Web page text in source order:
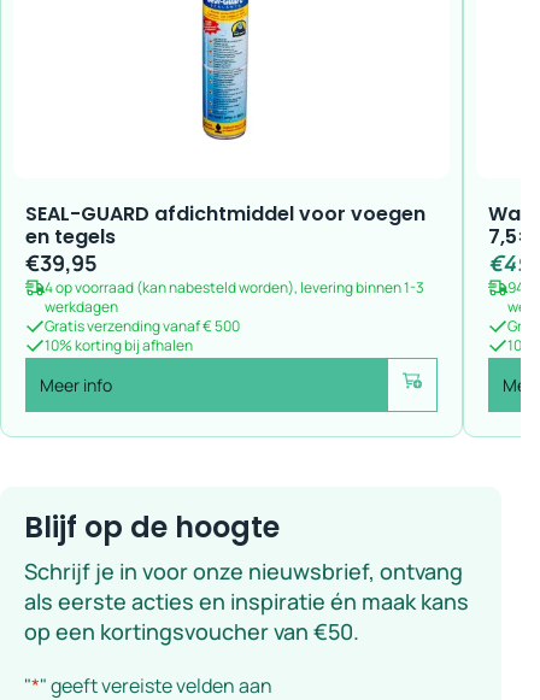
SEAL-GUARD afdichtmiddel voor voegen
en tegels
€39,95
4 op voorraad (kan nabesteld worden), levering binnen 1-3
werkdagen
Gratis verzending vanaf € 500
10% korting bij afhalen
Meer info Voeg toe
€
94
Blijf op de hoogte
Schrijf je in voor onze nieuwsbrief, ontvang
als eerste acties en inspiratie én maak kans
op een kortingsvoucher van €50.
"*" geeft vereiste velden aan